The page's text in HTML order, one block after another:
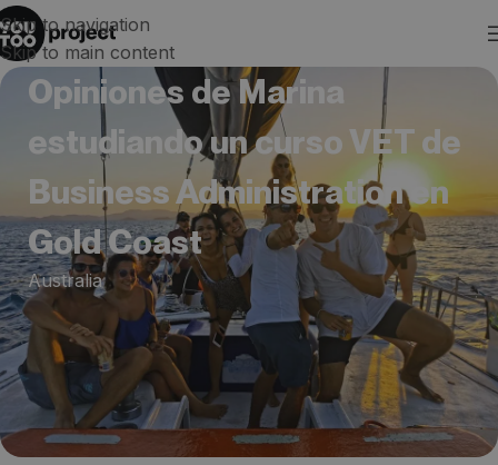
Skip to navigation
Skip to main content
Opiniones de Marina
estudiando un curso VET de
Business Administration en
Gold Coast
Australia